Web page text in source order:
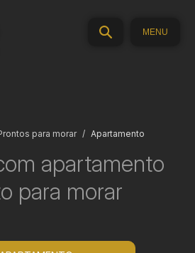
MENU
para morar Apartamento
apartamento
para morar